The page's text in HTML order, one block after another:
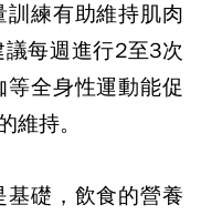
練有助維持肌肉
每週進行2至3次
全身性運動能促
維持。
基礎，飲食的營養